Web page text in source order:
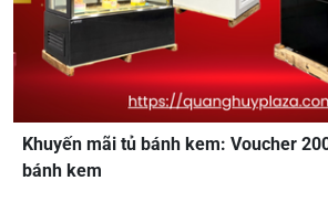
Khuyến mãi tủ bánh kem: Voucher
bánh kem